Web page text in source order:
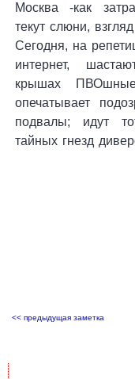
Москва -как
текут слюни,
Сегодня, на
интернет,
крышах
опечатывает
подвалы; идут
тайных гнезд
<< предыдущая заметка